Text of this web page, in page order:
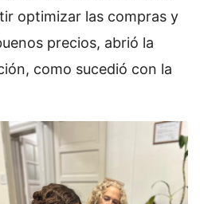
optimizar las compras y
precios, abrió la
como sucedió con la